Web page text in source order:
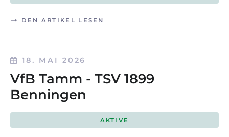
DEN ARTIKEL LESEN
18. MAI 2026
VfB Tamm - TSV 1899
Benningen
AKTIVE